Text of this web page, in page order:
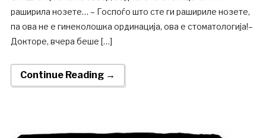
раширила нозете… – Госпоѓо што сте ги рашириле нозете,
па ова не е гинеколошка ординација, ова е стоматологија!–
Докторе, вчера беше […]
Continue Reading →